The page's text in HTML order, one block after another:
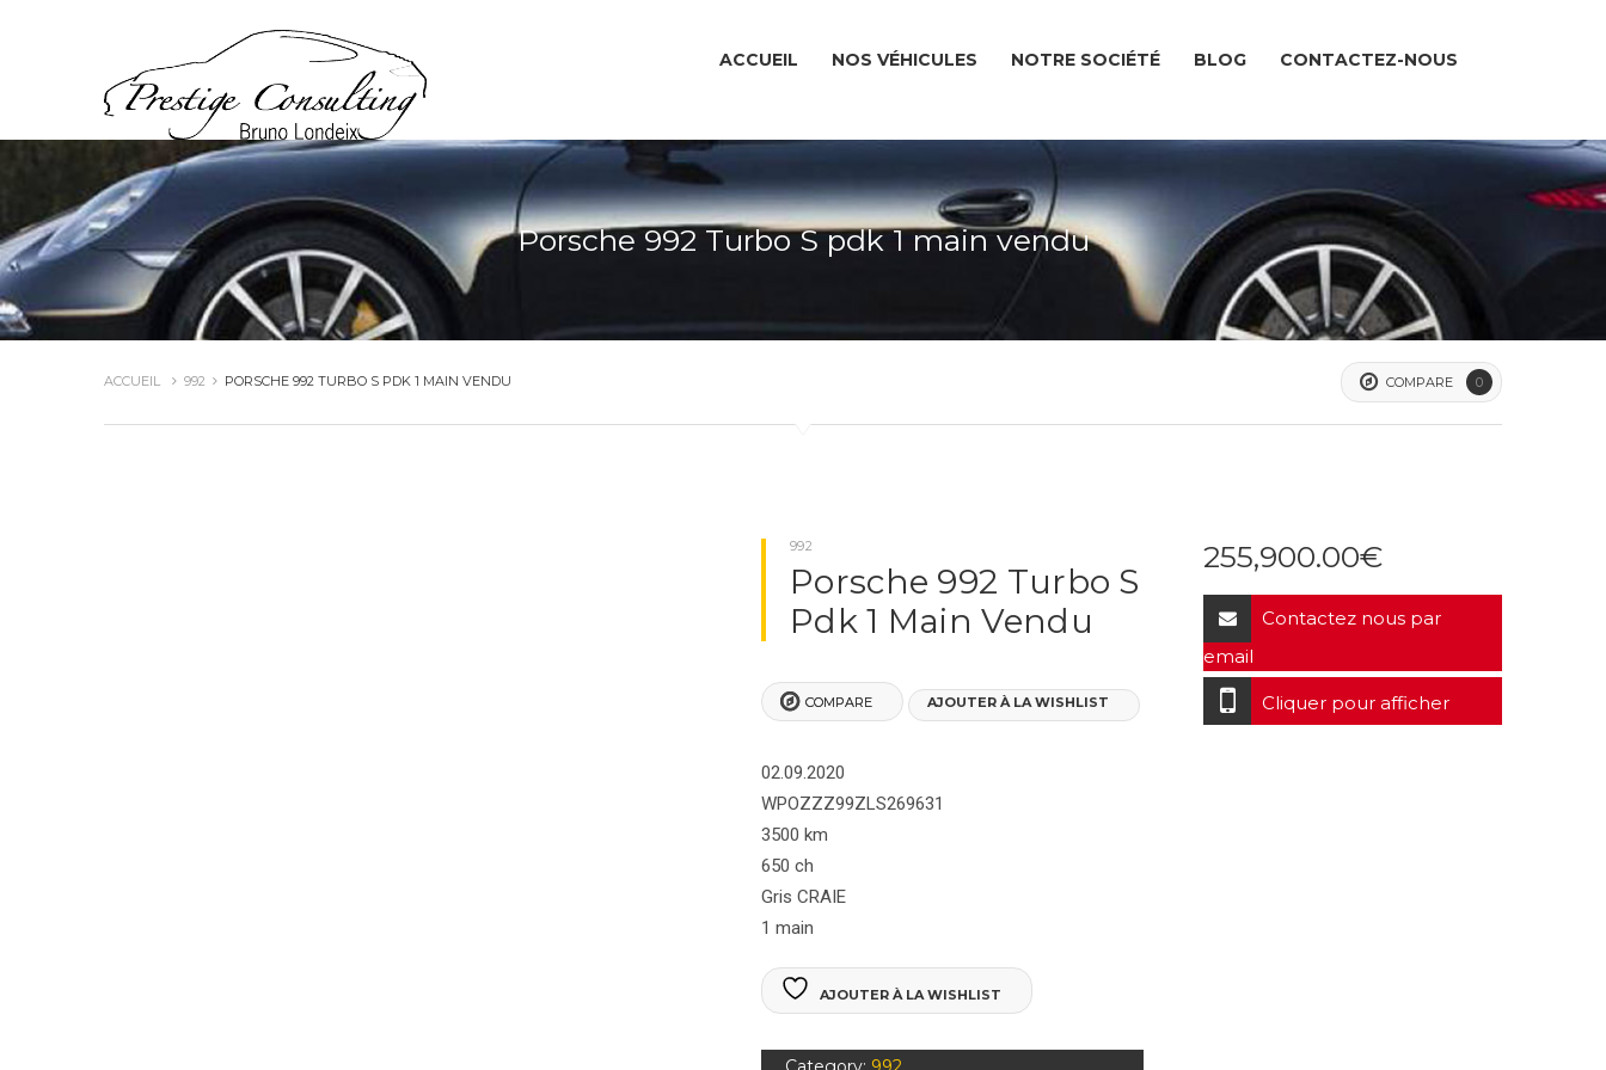
ACCUEIL NOS VÉHICULES NOTRE SOCIÉTÉ BLOG CONTACTEZ-NOUS
NOS VÉHICULES
PORSCHES BOXSTER
PORSCHES 964
PORSCHES 992
PORSCHE 991
PORSCHE 993
PORSCHE 997
PORSCHE CAYENNE
Porsche 992 Turbo S pdk 1 main vendu
ACCUEIL 992 PORSCHE 992 TURBO S PDK 1 MAIN VENDU COMPARE 0
992
Porsche 992 Turbo S
Pdk 1 Main Vendu
COMPARE AJOUTER À LA WISHLIST
02.09.2020
WPOZZZ99ZLS269631
3500 km
650 ch
Gris CRAIE
1 main
AJOUTER À LA WISHLIST
255,900.00€
Contactez nous par
email
Cliquer pour afficher